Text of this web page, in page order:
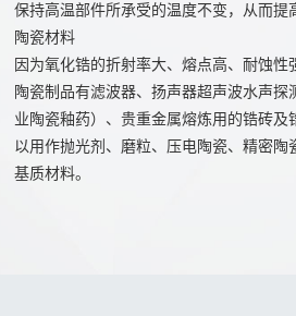
保持高温部件所承受的温度不变，从而提
陶瓷材料
因为氧化锆的折射率大、熔点高、耐蚀性
陶瓷制品有滤波器、扬声器超声波水声探
业陶瓷釉药）、贵重金属熔炼用的锆砖及
以用作抛光剂、磨粒、压电陶瓷、精密陶
基质材料。